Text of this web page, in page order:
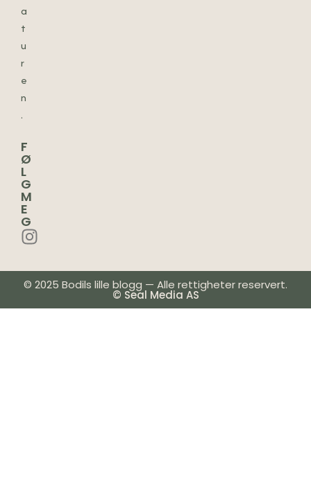
a
t
u
r
e
n
.
F
Ø
L
G
M
E
G
© 2025 Bodils lille blogg — Alle rettigheter reservert.
© Seal Media AS